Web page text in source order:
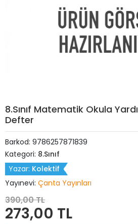
8.Sınıf Matematik Okula
Defter
Barkod: 9786257871839
Kategori: 8.Sınıf
Yazar: Kolektif
Yayınevi: Çanta Yayınları
390,00 TL
273,00 TL